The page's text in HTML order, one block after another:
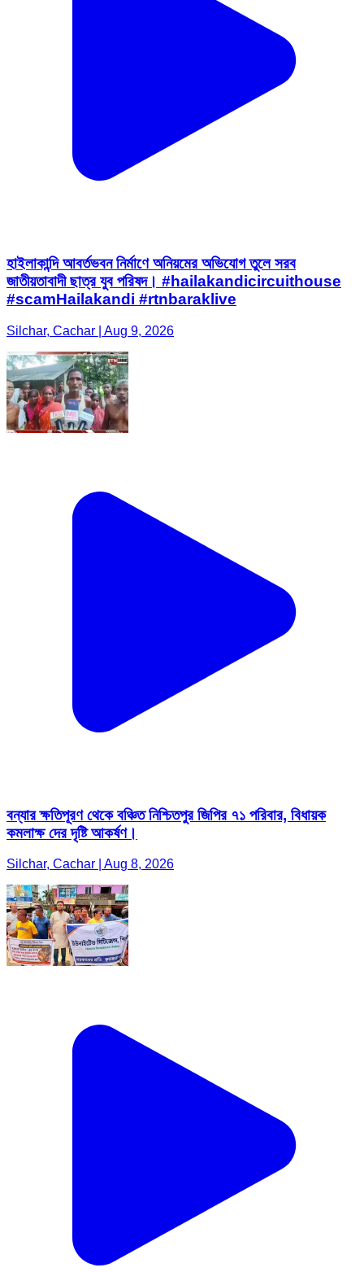
হাইলাকান্দি আবর্তভবন নির্মাণে অনিয়মের অভিযোগ তুলে সরব
জাতীয়তাবাদী ছাত্র যুব পরিষদ। #hailakandicircuithouse
#scamHailakandi #rtnbaraklive
Silchar, Cachar | Aug 9, 2026
বন্যার ক্ষতিপূরণ থেকে বঞ্চিত নিশ্চিতপুর জিপির ৭১ পরিবার, বিধায়ক
কমলাক্ষ দের দৃষ্টি আকর্ষণ।
Silchar, Cachar | Aug 8, 2026